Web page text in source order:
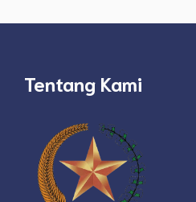
Tentang Kami